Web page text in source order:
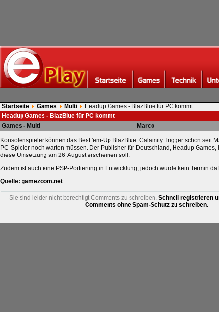
Startseite Games Multi
Headup Games - BlazBlue für PC kommt
Headup Games - BlazBlue für PC kommt
Games - Multi
Marco
Konsolenspieler können das Beat 'em-Up BlazBlue: Calamity Trigger schon seit
PC-Spieler noch warten müssen. Der Publisher für Deutschland, Headup
diese Umsetzung am 26. August erscheinen soll.
Zudem ist auch eine PSP-Portierung in Entwicklung, jedoch wurde kein Termin
Quelle: gamezoom.net
Sie sind leider nicht berechtigt Comments zu schreiben. Schnell registrieren
Comments ohne Spam-Schutz zu schreiben.